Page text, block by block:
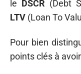
le DSCR (Debt
LTV (Loan To
Pour bien
points clés à